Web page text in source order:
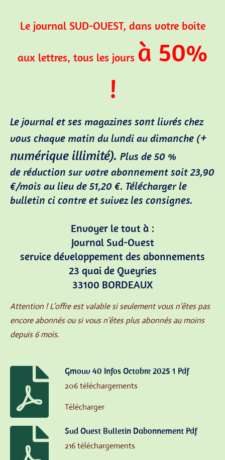
Le journal SUD-OUEST, dans votre boite
aux lettres, tous les jours à 50%
!
Le journal et ses magazines sont livrés chez
vous chaque matin du lundi au dimanche (+
numérique illimité). Plus de 50 %
de réduction sur votre abonnement soit 23,90
€/mois au lieu de 51,20 €. Télécharger le
bulletin ci contre et suivez les consignes.
Envoyer le tout à :
Journal Sud-Ouest
service développement des abonnements
23 quai de Queyries
33100 BORDEAUX
Attention ! L’offre est valable si seulement vous n’êtes pas
encore abonnés ou si vous n’êtes plus abonnés au moins
depuis 6 mois.
Gmouv 40 Infos Octobre 2025 1 Pdf
206 téléchargements
Télécharger
Sud Ouest Bulletin Dabonnement Pdf
216 téléchargements